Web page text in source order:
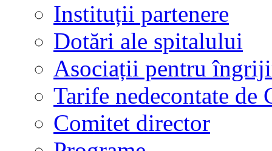
Instituții partenere
Dotări ale spitalului
Asociații pentru
Tarife nedecontate de
Comitet director